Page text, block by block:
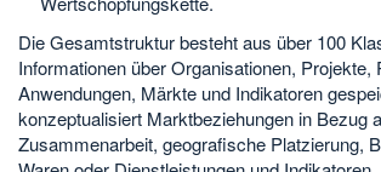
Die Gesamtstruktur besteht aus über 100
Informationen über Organisationen, Projekte,
Anwendungen, Märkte und Indikatoren
konzeptualisiert Marktbeziehungen in Bezug
Zusammenarbeit, geografische Platzierung,